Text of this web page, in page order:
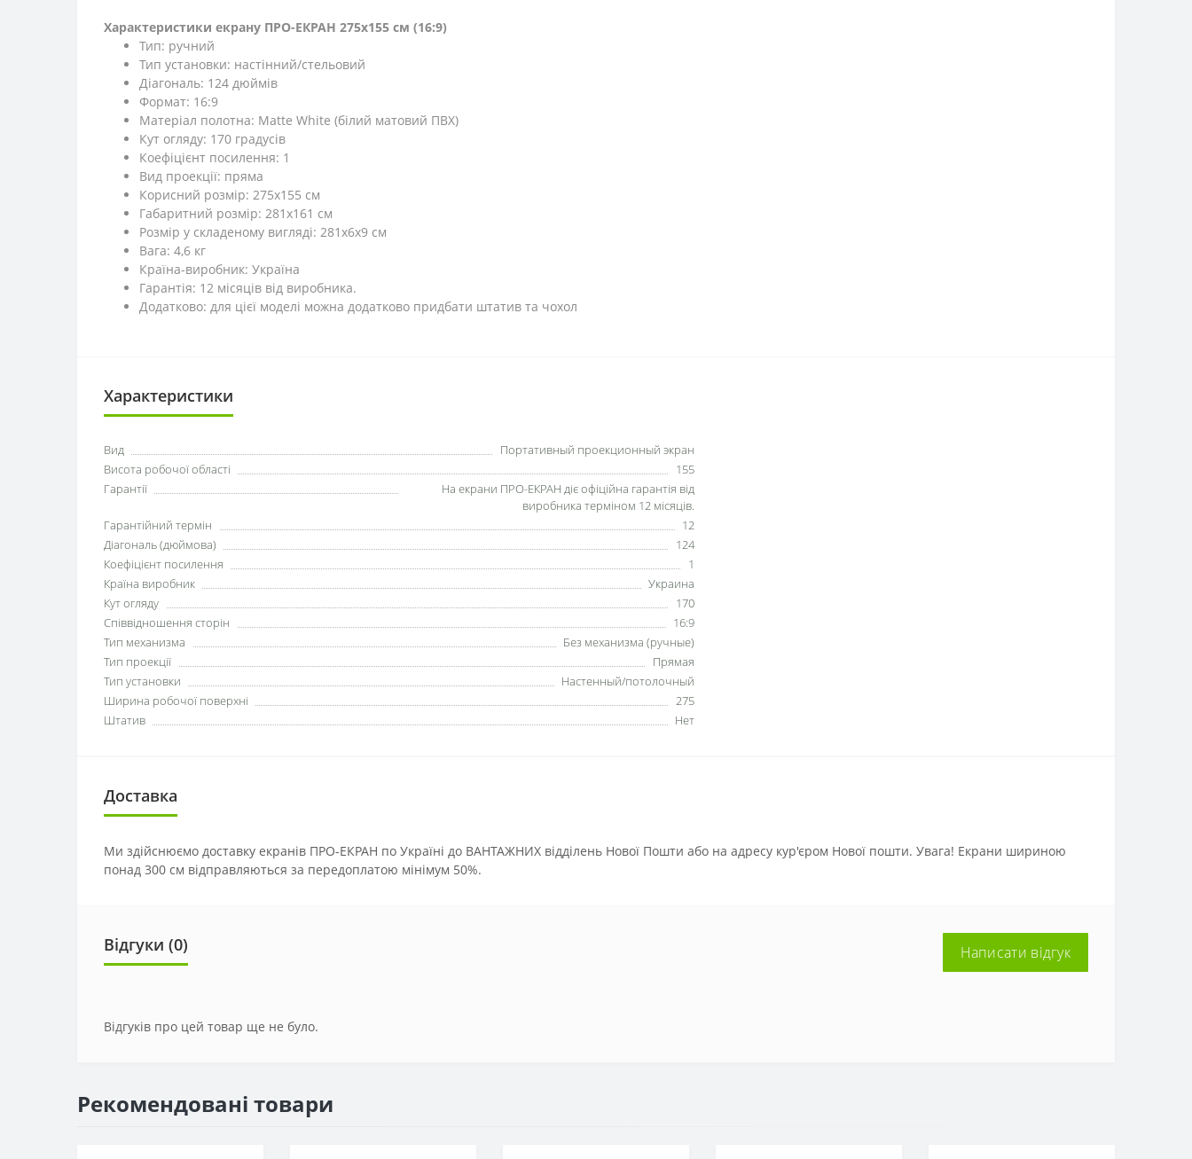
Характеристики екрану ПРО-ЕКРАН 275х155 см (16:9)
Тип: ручний
Тип установки: настінний/стельовий
Діагональ: 124 дюймів
Формат: 16:9
Матеріал полотна: Matte White (білий матовий ПВХ)
Кут огляду: 170 градусів
Коефіцієнт посилення: 1
Вид проекції: пряма
Корисний розмір: 275х155 см
Габаритний розмір: 281х161 см
Розмір у складеному вигляді: 281х6х9 см
Вага: 4,6 кг
Країна-виробник: Україна
Гарантія: 12 місяців від виробника.
Додатково: для цієї моделі можна додатково придбати штатив та чохол
Характеристики
Вид
Портативный проекционный экран
Висота робочої області
155
Гарантії
На екрани ПРО-ЕКРАН діє офіційна гарантія від
виробника терміном 12 місяців.
Гарантійний термін
12
Діагональ (дюймова)
124
Коефіцієнт посилення
1
Країна виробник
Украина
Кут огляду
170
Співвідношення сторін
16:9
Тип механизма
Без механизма (ручные)
Тип проекції
Прямая
Тип установки
Настенный/потолочный
Ширина робочої поверхні
275
Штатив
Нет
Доставка
Ми здійснюємо доставку екранів ПРО-ЕКРАН по Україні до ВАНТАЖНИХ відділень Нової Пошти або на адресу кур'єром Нової пошти. Увага! Екрани шириною
понад 300 см відправляються за передоплатою мінімум 50%.
Відгуки (0) Написати відгук
Відгуків про цей товар ще не було.
Рекомендовані товари